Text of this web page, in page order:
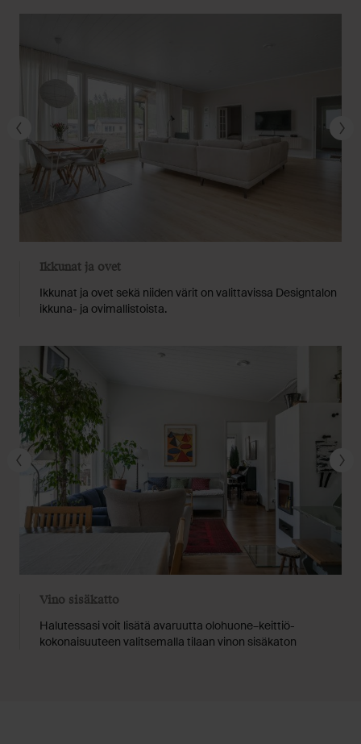
Ikkunat ja ovet
Ikkunat ja ovet sekä niiden värit on valittavissa Designtalon
ikkuna- ja ovimallistoista.
Vino sisäkatto
Halutessasi voit lisätä avaruutta olohuone–keittiö-
kokonaisuuteen valitsemalla tilaan vinon sisäkaton